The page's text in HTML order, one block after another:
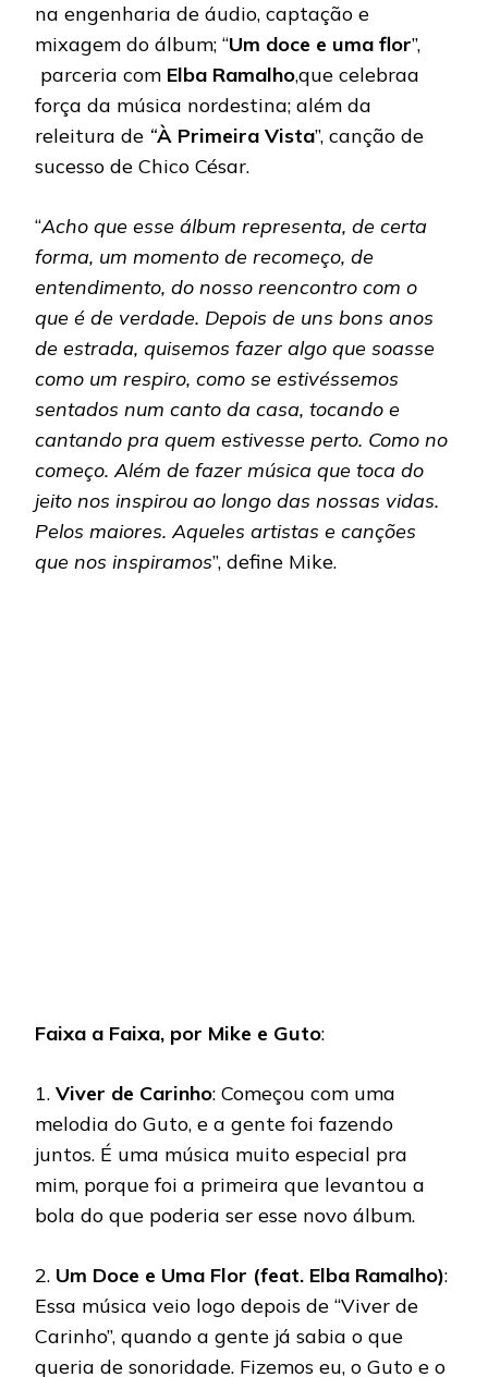
na engenharia de áudio, captação e
mixagem do álbum; “Um doce e uma flor”,
parceria com Elba Ramalho,que celebraa
força da música nordestina; além da
releitura de “À Primeira Vista”, canção de
sucesso de Chico César.
“Acho que esse álbum representa, de certa
forma, um momento de recomeço, de
entendimento, do nosso reencontro com o
que é de verdade. Depois de uns bons anos
de estrada, quisemos fazer algo que soasse
como um respiro, como se estivéssemos
sentados num canto da casa, tocando e
cantando pra quem estivesse perto. Como no
começo. Além de fazer música que toca do
jeito nos inspirou ao longo das nossas vidas.
Pelos maiores. Aqueles artistas e canções
que nos inspiramos”, define Mike.
Faixa a Faixa, por Mike e Guto:
1. Viver de Carinho: Começou com uma
melodia do Guto, e a gente foi fazendo
juntos. É uma música muito especial pra
mim, porque foi a primeira que levantou a
bola do que poderia ser esse novo álbum.
2. Um Doce e Uma Flor (feat. Elba Ramalho):
Essa música veio logo depois de “Viver de
Carinho”, quando a gente já sabia o que
queria de sonoridade. Fizemos eu, o Guto e o